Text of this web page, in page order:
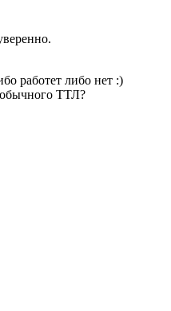
работет либо нет :)
ТТЛ?